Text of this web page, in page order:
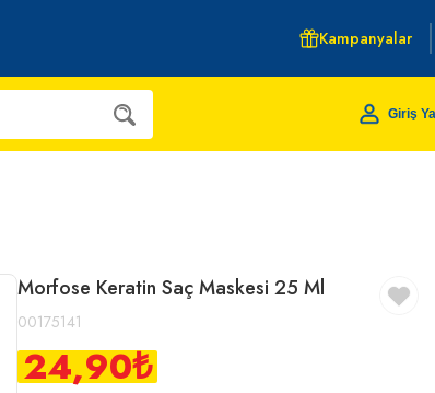
Kampanyalar
Giriş
Morfose Keratin Saç Maskesi 25 Ml
00175141
24,90₺